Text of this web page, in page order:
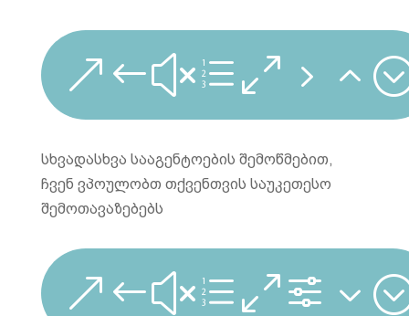
სხვადასხვა სააგენტოების შემოწმებით,
ჩვენ ვპოულობთ თქვენთვის საუკეთესო
შემოთავაზებებს